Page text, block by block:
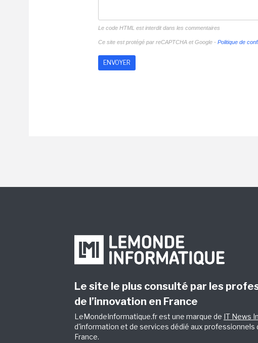
Le code HTML est interdit dans les commentaires
Ce site est protégé par reCAPTCHA et Google - Politique de
Le site le plus consulté par les
de l’innovation en France
LeMondeInformatique.fr est une marque de IT News
d'information et de services dédié aux professionnels
France.